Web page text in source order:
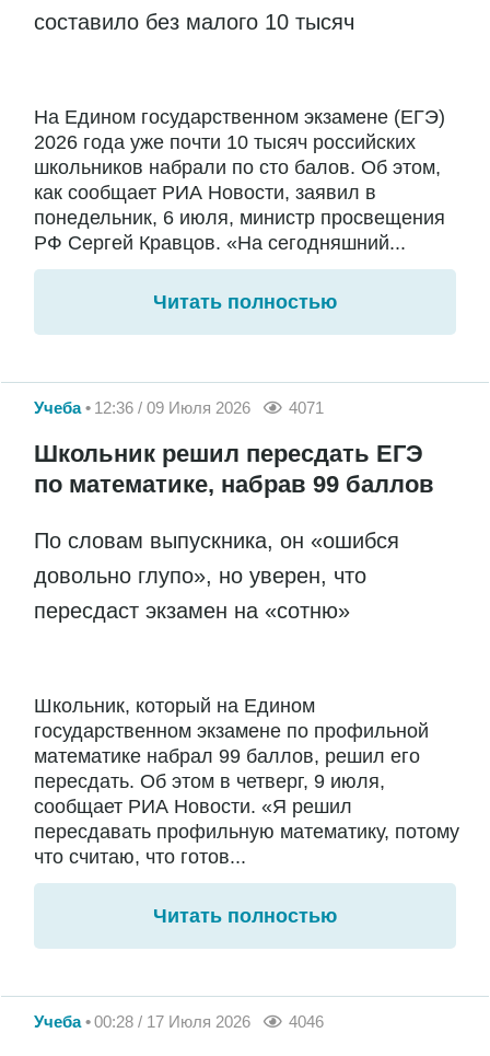
составило без малого 10 тысяч
На Едином государственном экзамене (ЕГЭ)
2026 года уже почти 10 тысяч российских
школьников набрали по сто балов. Об этом,
как сообщает РИА Новости, заявил в
понедельник, 6 июля, министр просвещения
РФ Сергей Кравцов. «На сегодняшний...
Читать полностью
Учеба 12:36 / 09 Июля 2026 4071
Школьник решил пересдать ЕГЭ
по математике, набрав 99 баллов
По словам выпускника, он «ошибся
довольно глупо», но уверен, что
пересдаст экзамен на «сотню»
Школьник, который на Едином
государственном экзамене по профильной
математике набрал 99 баллов, решил его
пересдать. Об этом в четверг, 9 июля,
сообщает РИА Новости. «Я решил
пересдавать профильную математику, потому
что считаю, что готов...
Читать полностью
Учеба 00:28 / 17 Июля 2026 4046